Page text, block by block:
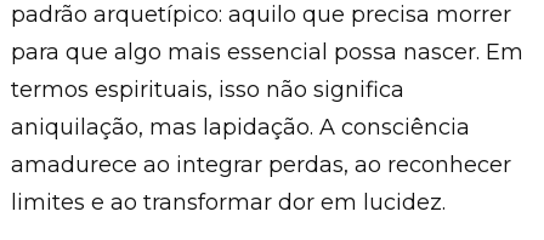
padrão arquetípico: aquilo que precisa morrer
para que algo mais essencial possa nascer. Em
termos espirituais, isso não significa
aniquilação, mas lapidação. A consciência
amadurece ao integrar perdas, ao reconhecer
limites e ao transformar dor em lucidez.